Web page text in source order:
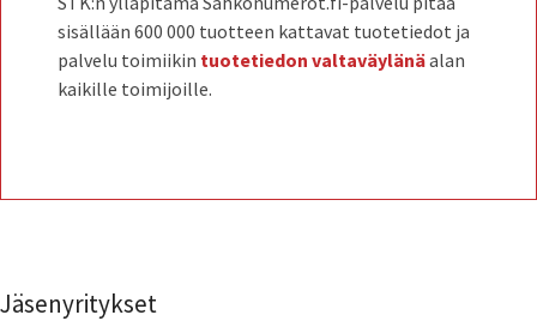
sisällään 600 000 tuotteen kattavat tuotetiedot ja
palvelu toimiikin tuotetiedon valtaväylänäalan
kaikille toimijoille.
Jäsenyritykset